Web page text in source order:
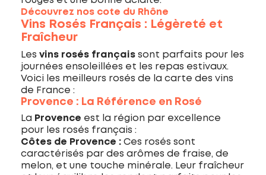
Découvrez nos cote du Rhône
Vins Rosés Français : Légèreté et
Fraîcheur
Les vins rosés français sont parfaits pour les
journées ensoleillées et les repas estivaux.
Voici les meilleurs rosés de la carte des vins
de France :
Provence : La Référence en Rosé
La Provence est la région par excellence
pour les rosés français :
Côtes de Provence : Ces rosés sont
caractérisés par des arômes de fraise, de
melon, et une touche minérale. Leur fraîcheur